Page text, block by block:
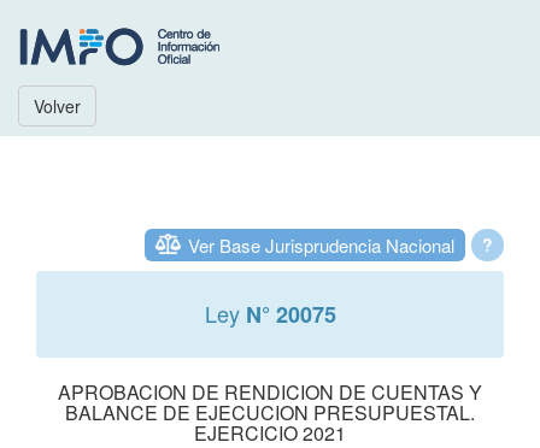
Volver
?
Ver Base Jurisprudencia Nacional
Ley N° 20075
APROBACION DE RENDICION DE CUENTAS Y
BALANCE DE EJECUCION PRESUPUESTAL.
EJERCICIO 2021